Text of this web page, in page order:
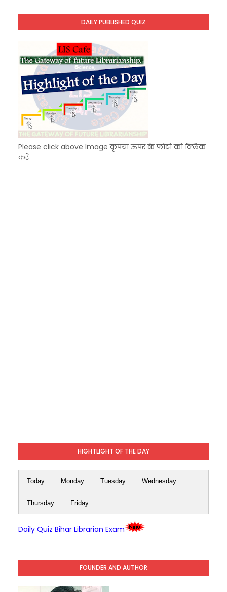
KVS Exam-Current Affairs Quiz (SET-9) in Hindi
DAILY PUBLISHED QUIZ
Please click above Image कृपया ऊपर के फोटो को क्लिक
करें
HIGHTLIGHT OF THE DAY
Today Monday Tuesday Wednesday
Thursday Friday
Daily Quiz Bihar Librarian Exam
FOUNDER AND AUTHOR